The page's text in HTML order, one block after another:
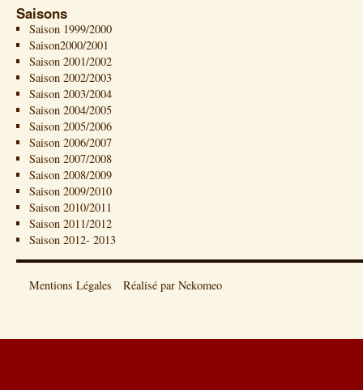
Saisons
Saison 1999/2000
Saison2000/2001
Saison 2001/2002
Saison 2002/2003
Saison 2003/2004
Saison 2004/2005
Saison 2005/2006
Saison 2006/2007
Saison 2007/2008
Saison 2008/2009
Saison 2009/2010
Saison 2010/2011
Saison 2011/2012
Saison 2012- 2013
Mentions Légales Réalisé par Nekomeo